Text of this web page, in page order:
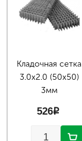
Кладочная сетка
3.0х2.0 (50х50)
3мм
526p